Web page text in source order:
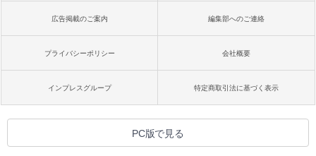
広告掲載のご案内 編集部へのご連絡
プライバシーポリシー 会社概要
インプレスグループ 特定商取引法に基づく表示
PC版で見る